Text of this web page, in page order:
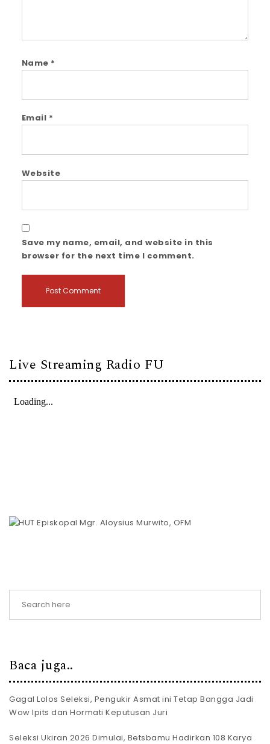
Name *
Email *
Website
Save my name, email, and website in this
browser for the next time I comment.
Live Streaming Radio FU
Baca juga..
Gagal Lolos Seleksi, Pengukir Asmat ini Tetap Bangga Jadi
Wow Ipits dan Hormati Keputusan Juri
Seleksi Ukiran 2026 Dimulai, Betsbamu Hadirkan 108 Karya